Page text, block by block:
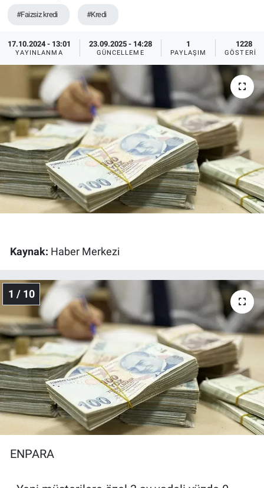
#Faizsiz kredi #Kredi
17.10.2024 - 13:01
YAYINLANMA
23.09.2025 - 14:28
GÜNCELLEME
1
PAYLAŞIM
1228
GÖSTERIM
Kaynak: Haber Merkezi
1 / 10
ENPARA
Eğitim
Eğlence
Ekonomi
Forum
Gerçeğin İzinde
Gün Başlıyor
Gün Bitiyor
Gündem Özel
Günün görüntüsü
Haber
İlan
Kimdir
Koronavirüs
Kültür Sanat